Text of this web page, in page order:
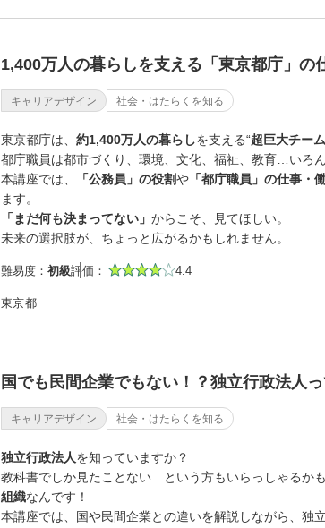
1,400万人の暮らしを支える「東京都庁」の
キャリアデザイン 社会・はたらくを知る
東京都庁は、 約1,400万人の暮らしを支える“超巨大チーム
都庁職員は都市づくり、環境、文化、福祉、教育…いろ
本講座では、
「公務員」の役割や 「都庁職員」の仕事・
ます。
「まだ何も決まってない」 からこそ、見てほしい。
未来の選択肢が、ちょっと広がるかもしれません。
難易度： 初級評価： 4.4
東京都
国でも民間企業でもない！？独立行政法人
キャリアデザイン 社会・はたらくを知る
独立行政法人を知っていますか？
教科書でしか見たことない…という方もいらっしゃるかも
組織なんです！
本講座では、国や民間企業との違いを解説しながら、独